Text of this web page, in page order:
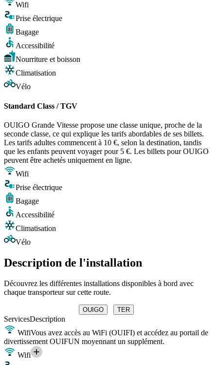
Wifi
Prise électrique
Bagage
Accessibilité
Nourriture et boisson
Climatisation
Vélo
Standard Class / TGV
OUIGO Grande Vitesse propose une classe unique, proche de la
seconde classe, ce qui explique les tarifs abordables de ses billets.
Les tarifs adultes commencent à 10 €, selon la destination, tandis
que les enfants peuvent voyager pour 5 €. Les billets pour OUIGO
peuvent être achetés uniquement en ligne.
Wifi
Prise électrique
Bagage
Accessibilité
Climatisation
Vélo
Description de l'installation
Découvrez les différentes installations disponibles à bord avec
chaque transporteur sur cette route.
OUIGO TER
ServicesDescription
WifiVous avez accès au WiFi (OUIFI) et accédez au portail de
divertissement OUIFUN moyennant un supplément.
Wifi